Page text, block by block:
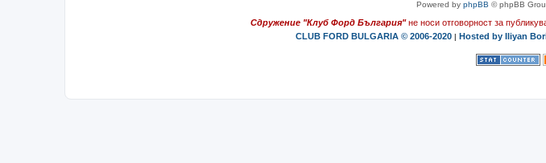
Powered by phpBB © phpBB
Сдружение "Клуб Форд България" не носи отговорност за
CLUB FORD BULGARIA © 2006-2020 | Hosted by Iliyan